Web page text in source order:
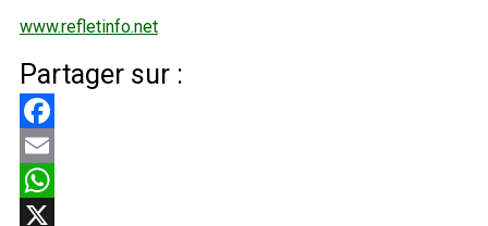
www.refletinfo.net
Partager sur :
Facebook
Email
WhatsApp